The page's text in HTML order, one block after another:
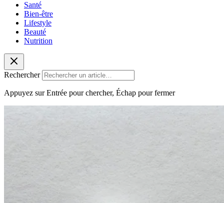
Santé
Bien-être
Lifestyle
Beauté
Nutrition
Rechercher
Appuyez sur Entrée pour chercher, Échap pour fermer